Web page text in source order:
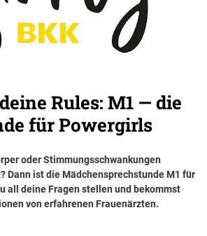
bei der BKK VerbundPlus
Rules: M1 — die
für Powergirls
oder Stimmungsschwankungen
Dann ist die Mädchensprechstunde M1 für
all deine Fragen stellen und bekommst
von erfahrenen Frauenärzten.